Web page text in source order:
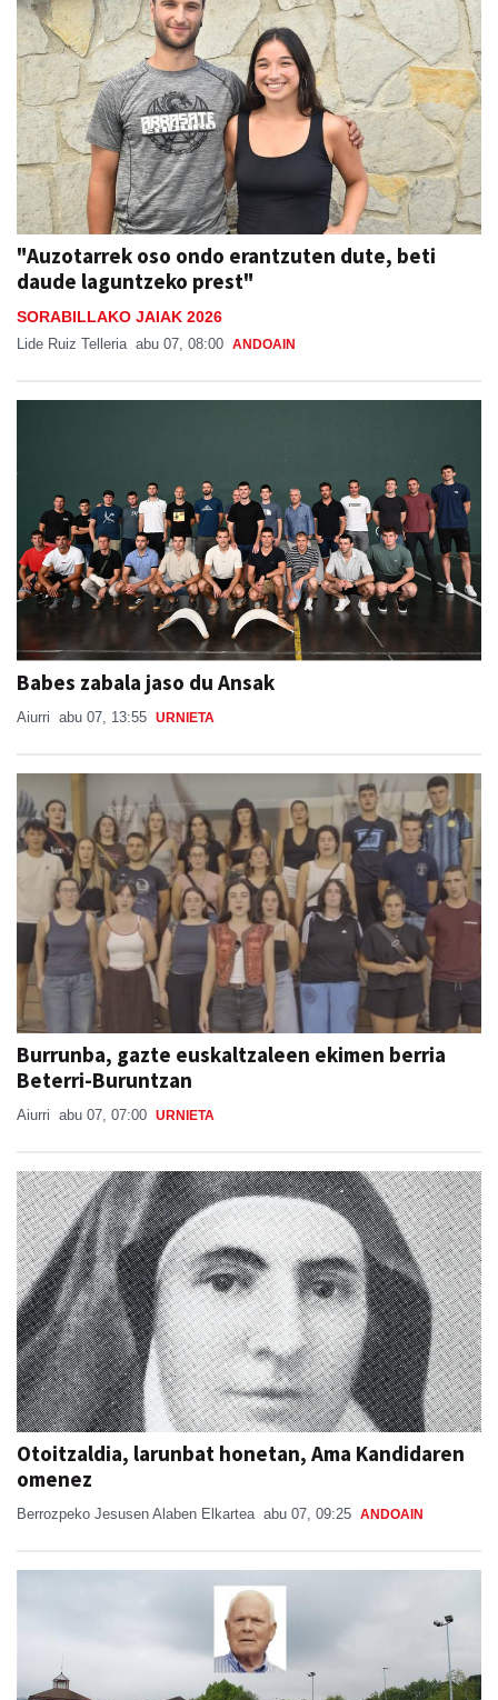
"Auzotarrek oso ondo erantzuten dute, beti
daude laguntzeko prest"
SORABILLAKO JAIAK 2026
Lide Ruiz Telleria abu 07, 08:00 ANDOAIN
Babes zabala jaso du Ansak
Aiurri abu 07, 13:55 URNIETA
Burrunba, gazte euskaltzaleen ekimen berria
Beterri-Buruntzan
Aiurri abu 07, 07:00 URNIETA
Otoitzaldia, larunbat honetan, Ama Kandidaren
omenez
Berrozpeko Jesusen Alaben Elkartea abu 07, 09:25 ANDOAIN